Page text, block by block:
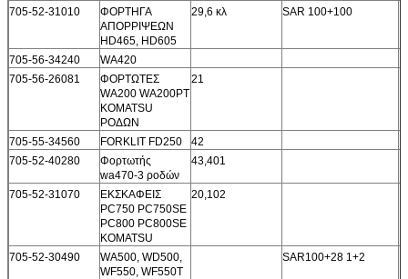
705-52-31010
ΦΟΡΤΗΓΑ
ΑΠΟΡΡΙΨΕΩΝ
HD465, HD605
29,6 κλ SAR 100+100
705-56-34240
WA420
705-56-26081
ΦΟΡΤΩΤΕΣ
WA200 WA200PT
KOMATSU
ΡΟΔΩΝ
21
705-55-34560 FORKLIT FD250
42
705-52-40280
Φορτωτής
wa470-3 ροδών
43,401
705-52-31070
ΕΚΣΚΑΦΕΙΣ
PC750 PC750SE
PC800 PC800SE
KOMATSU
20,102
705-52-30490
WA500, WD500,
WF550, WF550T
SAR100+28 1+2